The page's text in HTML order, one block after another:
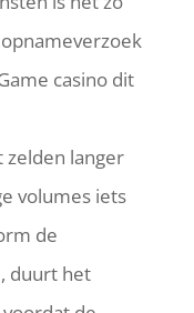
casino dit
zelden langer
volumes iets
de
duurt het